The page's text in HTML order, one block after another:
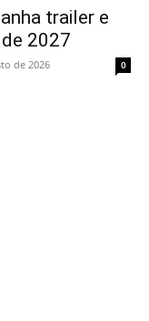
trailer e
2027
de 2026 0